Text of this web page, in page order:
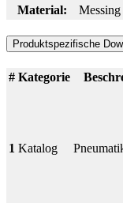
Material:
Produktspezifische
# Kategorie
1 Katalog